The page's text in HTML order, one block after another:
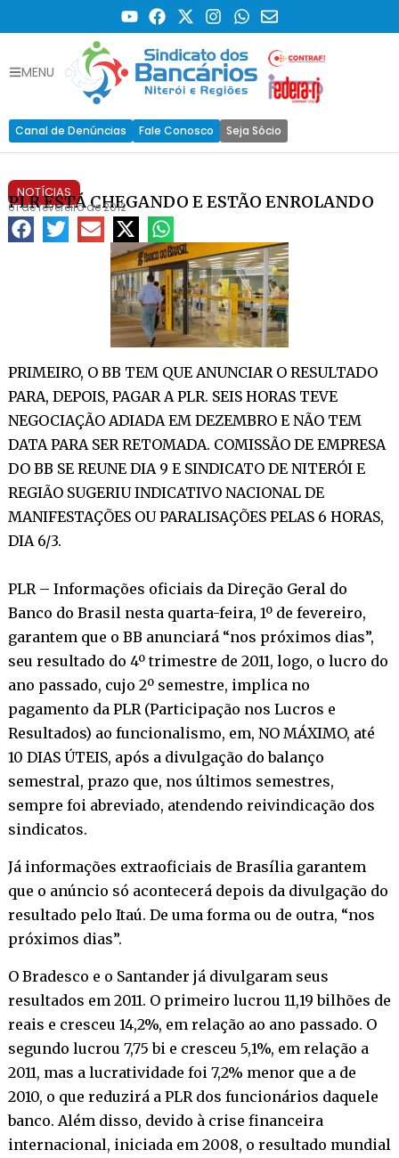
MENU
Canal de Denúncias Fale Conosco Seja Sócio
NOTÍCIAS
PLR ESTÁ CHEGANDO E ESTÃO ENROLANDO
01 de fevereiro de 2012
PRIMEIRO, O BB TEM QUE ANUNCIAR O RESULTADO
PARA, DEPOIS, PAGAR A PLR. SEIS HORAS TEVE
NEGOCIAÇÃO ADIADA EM DEZEMBRO E NÃO TEM
DATA PARA SER RETOMADA. COMISSÃO DE EMPRESA
DO BB SE REUNE DIA 9 E SINDICATO DE NITERÓI E
REGIÃO SUGERIU INDICATIVO NACIONAL DE
MANIFESTAÇÕES OU PARALISAÇÕES PELAS 6 HORAS,
DIA 6/3.
PLR – Informações oficiais da Direção Geral do
Banco do Brasil nesta quarta-feira, 1º de fevereiro,
garantem que o BB anunciará “nos próximos dias”,
seu resultado do 4º trimestre de 2011, logo, o lucro do
ano passado, cujo 2º semestre, implica no
pagamento da PLR (Participação nos Lucros e
Resultados) ao funcionalismo, em, NO MÁXIMO, até
10 DIAS ÚTEIS, após a divulgação do balanço
semestral, prazo que, nos últimos semestres,
sempre foi abreviado, atendendo reivindicação dos
sindicatos.
Já informações extraoficiais de Brasília garantem
que o anúncio só acontecerá depois da divulgação do
resultado pelo Itaú. De uma forma ou de outra, “nos
próximos dias”.
O Bradesco e o Santander já divulgaram seus
resultados em 2011. O primeiro lucrou 11,19 bilhões de
reais e cresceu 14,2%, em relação ao ano passado. O
segundo lucrou 7,75 bi e cresceu 5,1%, em relação a
2011, mas a lucratividade foi 7,2% menor que a de
2010, o que reduzirá a PLR dos funcionários daquele
banco. Além disso, devido à crise financeira
internacional, iniciada em 2008, o resultado mundial